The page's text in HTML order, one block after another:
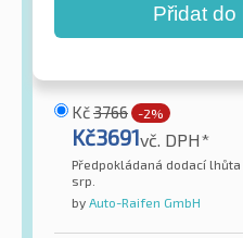
Přidat do
Kč3766 -2%
Kč3691vč. DPH*
Předpokládaná dodací
srp.
by Auto-Raifen GmbH